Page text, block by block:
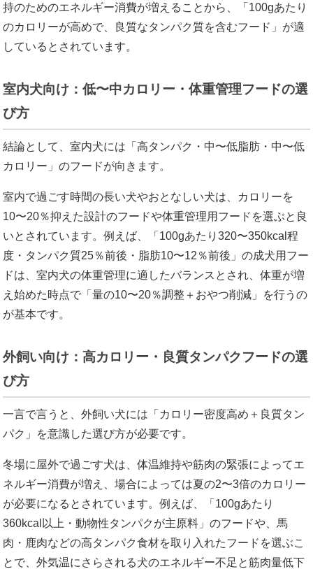
持のためのエネルギー消費が増えることから、「100gあたり
のカロリーが高めで、良質なタンパク質を含むフード」が適
しているとされています。
室内犬向け：低〜中カロリー・体重管理フードの選
び方
結論として、室内犬には「高タンパク・中〜低脂肪・中〜低
カロリー」のフードが向きます。
室内で過ごす時間の長い犬やおとなしい犬は、カロリーを
10〜20％抑えた設計のフードや体重管理用フードを選ぶと良
いとされています。例えば、「100gあたり320〜350kcal程
度・タンパク質25％前後・脂肪10〜12％前後」の成犬用フー
ドは、室内犬の体重管理に適したバランスとされ、体重が増
え始めた時点で「量の10〜20％調整＋おやつ削減」を行うの
が基本です。
外飼い向け：高カロリー・良質タンパクフードの選
び方
一言で言うと、外飼い犬には「カロリー密度高め＋良質タン
パク」を意識した選び方が必要です。
冬場に屋外で過ごす犬は、体温維持や筋肉の緊張によってエ
ネルギー消費が増え、場合によっては夏の2〜3倍のカロリー
が必要になるとされています。例えば、「100gあたり
360kcal以上・動物性タンパクが主原料」のフードや、馬
肉・鹿肉などの高タンパク食材を取り入れたフードを選ぶこ
とで、外気温にさらされる犬のエネルギー不足と筋肉量低下